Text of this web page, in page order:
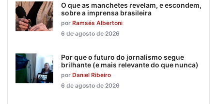
O que as manchetes revelam, e escondem,
sobre a imprensa brasileira
por Ramsés Albertoni
6 de agosto de 2026
Por que o futuro do jornalismo segue
brilhante (e mais relevante do que nunca)
por Daniel Ribeiro
6 de agosto de 2026